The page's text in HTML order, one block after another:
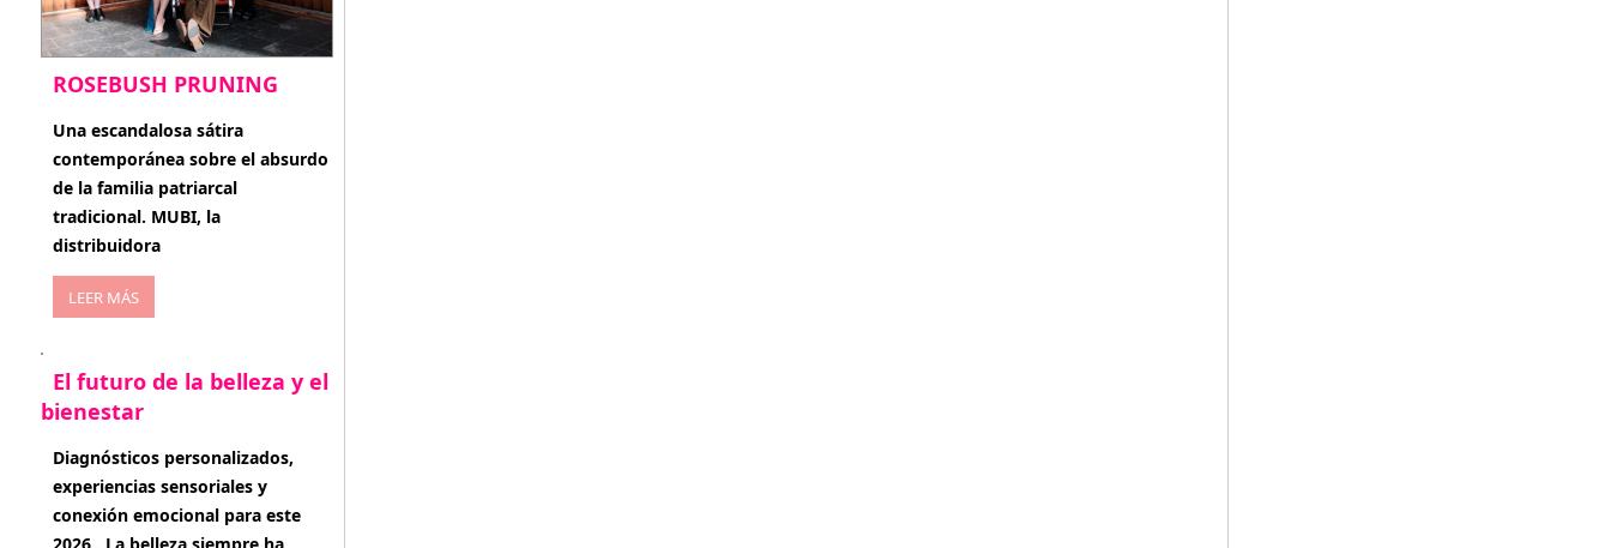
ROSEBUSH PRUNING
enero 20, 2026
Una escandalosa sátira
contemporánea sobre el absurdo
de la familia patriarcal
tradicional. MUBI, la
distribuidora
LEER MÁS
El futuro de la belleza y el
bienestar
enero 15, 2026
Diagnósticos personalizados,
experiencias sensoriales y
conexión emocional para este